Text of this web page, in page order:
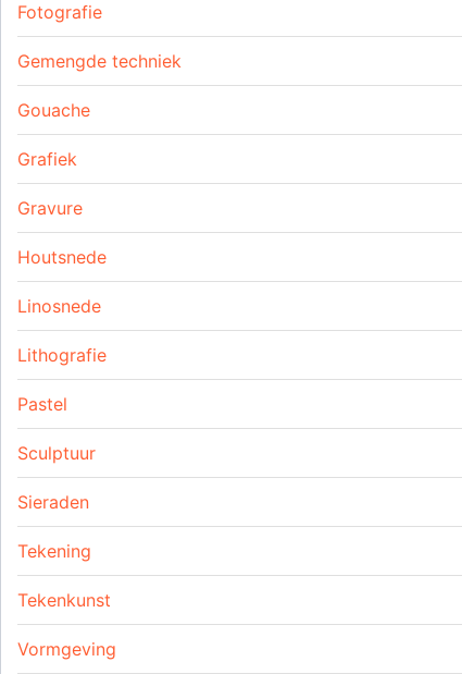
Fotografie
Gemengde techniek
Gouache
Grafiek
Gravure
Houtsnede
Linosnede
Lithografie
Pastel
Sculptuur
Sieraden
Tekening
Tekenkunst
Vormgeving